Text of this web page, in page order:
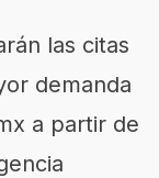
las citas
demanda
a partir de